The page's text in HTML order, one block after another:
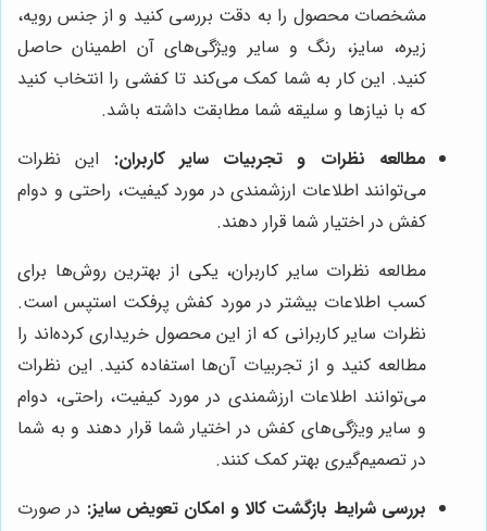
مشخصات محصول را به دقت بررسی کنید و از جنس رویه،
زیره، سایز، رنگ و سایر ویژگی‌های آن اطمینان حاصل
کنید. این کار به شما کمک می‌کند تا کفشی را انتخاب کنید
که با نیازها و سلیقه شما مطابقت داشته باشد.
مطالعه نظرات و تجربیات سایر کاربران: این نظرات
می‌توانند اطلاعات ارزشمندی در مورد کیفیت، راحتی و دوام
کفش در اختیار شما قرار دهند.
مطالعه نظرات سایر کاربران، یکی از بهترین روش‌ها برای
کسب اطلاعات بیشتر در مورد کفش پرفکت استپس است.
نظرات سایر کاربرانی که از این محصول خریداری کرده‌اند را
مطالعه کنید و از تجربیات آن‌ها استفاده کنید. این نظرات
می‌توانند اطلاعات ارزشمندی در مورد کیفیت، راحتی، دوام
و سایر ویژگی‌های کفش در اختیار شما قرار دهند و به شما
در تصمیم‌گیری بهتر کمک کنند.
بررسی شرایط بازگشت کالا و امکان تعویض سایز: در صورت